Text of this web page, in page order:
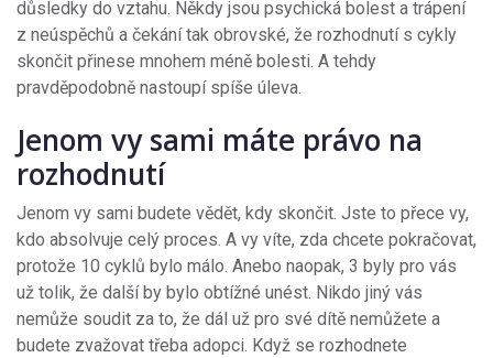
důsledky do vztahu. Někdy jsou psychická bolest a trápení
z neúspěchů a čekání tak obrovské, že rozhodnutí s cykly
skončit přinese mnohem méně bolesti. A tehdy
pravděpodobně nastoupí spíše úleva.
Jenom vy sami máte právo na
rozhodnutí
Jenom vy sami budete vědět, kdy skončit. Jste to přece vy,
kdo absolvuje celý proces. A vy víte, zda chcete pokračovat,
protože 10 cyklů bylo málo. Anebo naopak, 3 byly pro vás
už tolik, že další by bylo obtížné unést. Nikdo jiný vás
nemůže soudit za to, že dál už pro své dítě nemůžete a
budete zvažovat třeba adopci. Když se rozhodnete